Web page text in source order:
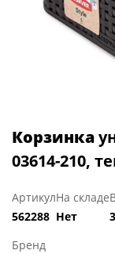
Корзинка
03614-210,
Артикул
562288
На складе
Нет
Бренд